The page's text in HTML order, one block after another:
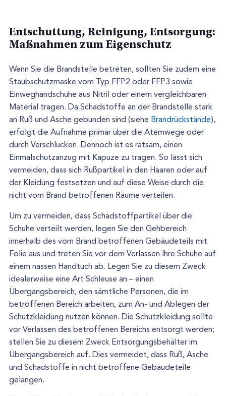
Entschuttung, Reinigung, Entsorgung:
Maßnahmen zum Eigenschutz
Wenn Sie die Brandstelle betreten, sollten Sie zudem eine
Staubschutzmaske vom Typ FFP2 oder FFP3 sowie
Einweghandschuhe aus Nitril oder einem vergleichbaren
Material tragen. Da Schadstoffe an der Brandstelle stark
an Ruß und Asche gebunden sind (siehe Brandrückstände),
erfolgt die Aufnahme primär über die Atemwege oder
durch Verschlucken. Dennoch ist es ratsam, einen
Einmalschutzanzug mit Kapuze zu tragen. So lässt sich
vermeiden, dass sich Rußpartikel in den Haaren oder auf
der Kleidung festsetzen und auf diese Weise durch die
nicht vom Brand betroffenen Räume verteilen.
Um zu vermeiden, dass Schadstoffpartikel über die
Schuhe verteilt werden, legen Sie den Gehbereich
innerhalb des vom Brand betroffenen Gebäudeteils mit
Folie aus und treten Sie vor dem Verlassen Ihre Schuhe auf
einem nassen Handtuch ab. Legen Sie zu diesem Zweck
idealerweise eine Art Schleuse an – einen
Übergangsbereich, den sämtliche Personen, die im
betroffenen Bereich arbeiten, zum An- und Ablegen der
Schutzkleidung nutzen können. Die Schutzkleidung sollte
vor Verlassen des betroffenen Bereichs entsorgt werden;
stellen Sie zu diesem Zweck Entsorgungsbehälter im
Übergangsbereich auf. Dies vermeidet, dass Ruß, Asche
und Schadstoffe in nicht betroffene Gebäudeteile
gelangen.